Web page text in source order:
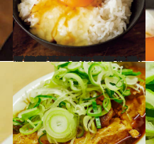
2020.8.16
【画像】怒涛のお取り寄せ12選 旨くてご飯のおかずにも酒のアテにもなる万能選手たちを写真でチェック！
グルメ